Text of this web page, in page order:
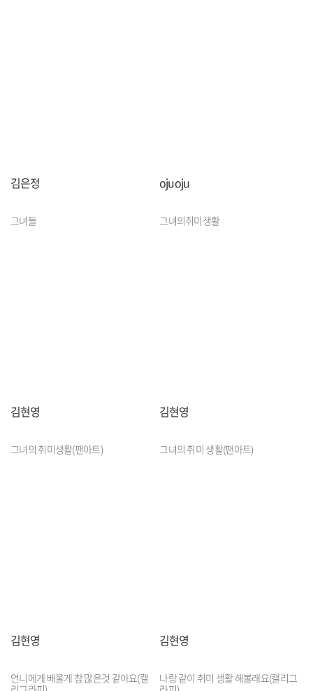
김은정
그녀들
ojuoju
그녀의취미생활
김현영
그녀의 취미생활(팬아트)
김현영
그녀의 취미 생활(팬아트)
김현영
언니에게 배울게 참 많은것 같아요(캘
김현영
나랑 같이 취미 생활 해볼래요(캘리그